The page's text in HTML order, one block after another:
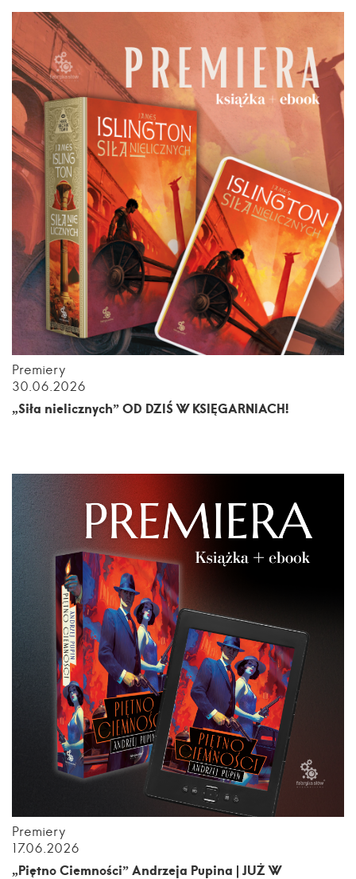
Premiery
30.06.2026
„Siła nielicznych” OD DZIŚ W KSIĘGARNIACH!
Premiery
17.06.2026
„Piętno Ciemności” Andrzeja Pupina | JUŻ W